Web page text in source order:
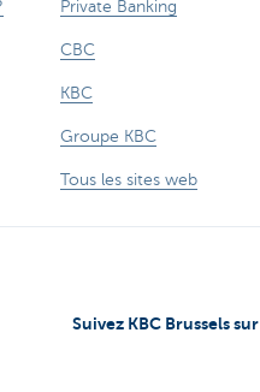
Private Banking
CBC
KBC
Groupe KBC
Tous les sites web
Suivez KBC Brussels sur